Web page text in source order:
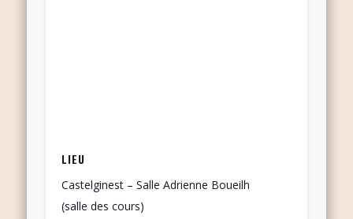
LIEU
Castelginest – Salle Adrienne Boueilh
(salle des cours)